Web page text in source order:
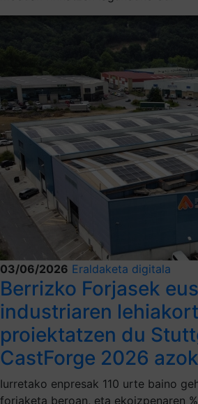
03/06/2026 Eraldaketa digitala
Berrizko Forjasek
industriaren
proiektatzen du
CastForge 2026
Iurretako enpresak 110 urte baino
forjaketa beroan, eta ekoizpenaren